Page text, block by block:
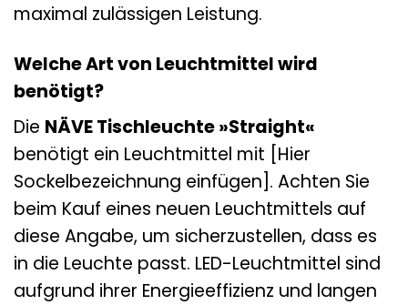
maximal zulässigen Leistung.
Welche Art von Leuchtmittel wird
benötigt?
Die NÄVE Tischleuchte »Straight«
benötigt ein Leuchtmittel mit [Hier
Sockelbezeichnung einfügen]. Achten Sie
beim Kauf eines neuen Leuchtmittels auf
diese Angabe, um sicherzustellen, dass es
in die Leuchte passt. LED-Leuchtmittel sind
aufgrund ihrer Energieeffizienz und langen